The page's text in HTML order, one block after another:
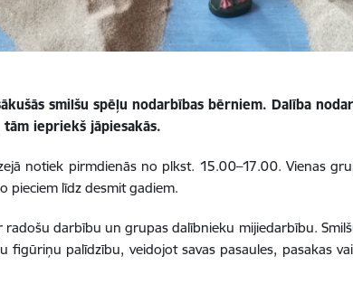
smilšu spēļu nodarbības bērniem. Dalība
iepriekš jāpiesakās.
notiek pirmdienās no plkst. 15.00–17.00. Vienas
pieciem līdz desmit gadiem.
radošu darbību un grupas dalībnieku mijiedarbību.
figūriņu palīdzību, veidojot savas pasaules, pasakas